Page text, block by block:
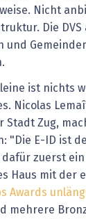
Nicht
Die
und
ist nichts
Nicolas
Stadt Zug,
"Die E-ID ist
dafür zuerst
Haus mit der
Awards
mehrere